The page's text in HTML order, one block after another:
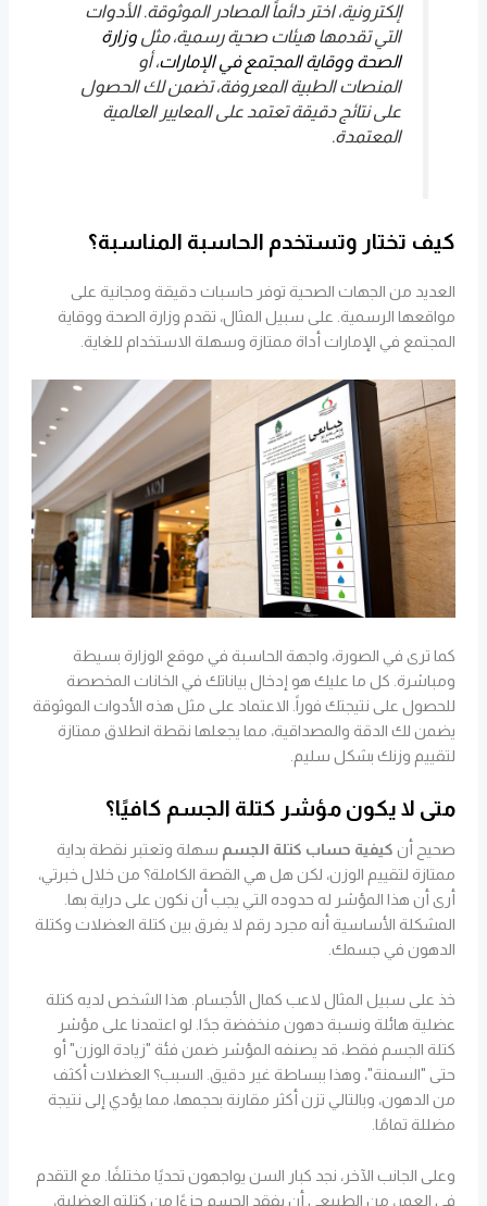
إلكترونية، اختر دائماً المصادر الموثوقة. الأدوات
التي تقدمها هيئات صحية رسمية، مثل وزارة
الصحة ووقاية المجتمع في الإمارات، أو
المنصات الطبية المعروفة، تضمن لك الحصول
على نتائج دقيقة تعتمد على المعايير العالمية
المعتمدة.
كيف تختار وتستخدم الحاسبة المناسبة؟
العديد من الجهات الصحية توفر حاسبات دقيقة ومجانية على
مواقعها الرسمية. على سبيل المثال، تقدم وزارة الصحة ووقاية
المجتمع في الإمارات أداة ممتازة وسهلة الاستخدام للغاية.
كما ترى في الصورة، واجهة الحاسبة في موقع الوزارة بسيطة
ومباشرة. كل ما عليك هو إدخال بياناتك في الخانات المخصصة
للحصول على نتيجتك فوراً. الاعتماد على مثل هذه الأدوات الموثوقة
يضمن لك الدقة والمصداقية، مما يجعلها نقطة انطلاق ممتازة
لتقييم وزنك بشكل سليم.
متى لا يكون مؤشر كتلة الجسم كافيًا؟
صحيح أن كيفية حساب كتلة الجسم سهلة وتعتبر نقطة بداية
ممتازة لتقييم الوزن، لكن هل هي القصة الكاملة؟ من خلال خبرتي،
أرى أن هذا المؤشر له حدوده التي يجب أن نكون على دراية بها.
المشكلة الأساسية أنه مجرد رقم لا يفرق بين كتلة العضلات وكتلة
الدهون في جسمك.
خذ على سبيل المثال لاعب كمال الأجسام. هذا الشخص لديه كتلة
عضلية هائلة ونسبة دهون منخفضة جدًا. لو اعتمدنا على مؤشر
كتلة الجسم فقط، قد يصنفه المؤشر ضمن فئة "زيادة الوزن" أو
حتى "السمنة"، وهذا ببساطة غير دقيق. السبب؟ العضلات أكثف
من الدهون، وبالتالي تزن أكثر مقارنة بحجمها، مما يؤدي إلى نتيجة
مضللة تمامًا.
وعلى الجانب الآخر، نجد كبار السن يواجهون تحديًا مختلفًا. مع التقدم
في العمر، من الطبيعي أن يفقد الجسم جزءًا من كتلته العضلية،